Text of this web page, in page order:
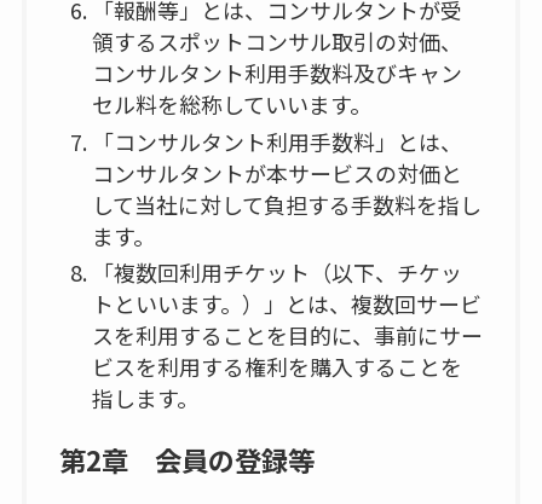
「報酬等」とは、コンサルタントが受
領するスポットコンサル取引の対価、
コンサルタント利用手数料及びキャン
セル料を総称していいます。
「コンサルタント利用手数料」とは、
コンサルタントが本サービスの対価と
して当社に対して負担する手数料を指し
ます。
「複数回利用チケット（以下、チケッ
トといいます。）」とは、複数回サービ
スを利用することを目的に、事前にサー
ビスを利用する権利を購入することを
指します。
第2章 会員の登録等